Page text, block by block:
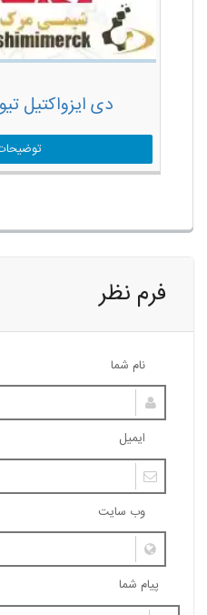
دی ایزواکتیل
فرم نظر
نام شما
ایمیل
وب سایت
پیام شما